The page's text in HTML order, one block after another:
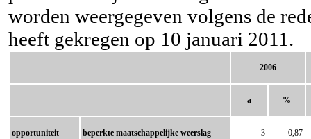
worden weergegeven volgens de
heeft gekregen op 10 januari 2011.
2006
a %
opportuniteit beperkte maatschappelijke weerslag 3 0,87